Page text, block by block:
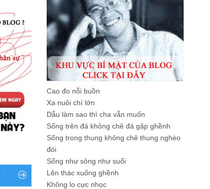
Cao đo nỗi buồn
Xa nuôi chí lớn
Dẫu làm sao thì cha vẫn muốn
Sống trên đá không chê đá gập ghềnh
Sống trong thung không chê thung nghèo
đói
Sống như sông như suối
Lên thác xuống ghềnh
Không lo cực nhọc